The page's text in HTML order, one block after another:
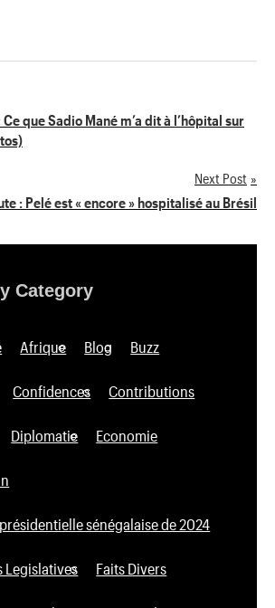
que Sadio Mané m’a dit à l’hôpital sur
Next Post
: Pelé est « encore » hospitalisé au Brésil
Category
Afrique Blog Buzz
Confidences Contributions
Diplomatie Economie
sénégalaise de 2024
Legislatives Faits Divers